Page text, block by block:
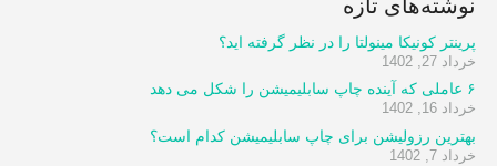
نوشته‌های تازه
پرینتر کونیکا مینولتا را در نظر گرفته اید؟
خرداد 27, 1402
۶ عاملی که آینده چاپ سابلیمیشن را شکل می دهد
خرداد 16, 1402
بهترین رزولیشن برای چاپ سابلیمیشن کدام است؟
خرداد 7, 1402